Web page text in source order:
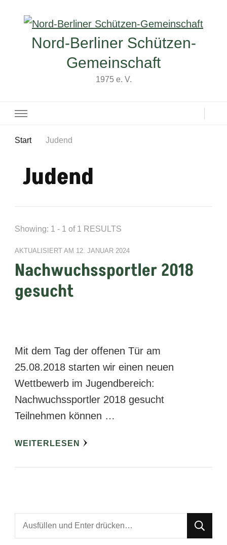
Nord-Berliner Schützen-
Gemeinschaft
1975 e. V.
Start Judend
Judend
Showing: 1 - 1 of 1 RESULTS
AKTUALISIERT AM 12. JANUAR 2024
Nachwuchssportler 2018
gesucht
Mit dem Tag der offenen Tür am
25.08.2018 starten wir einen neuen
Wettbewerb im Jugendbereich:
Nachwuchssportler 2018 gesucht
Teilnehmen können …
WEITERLESEN
Suchst
du